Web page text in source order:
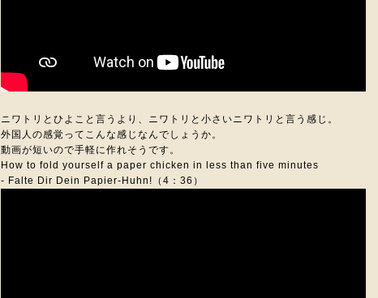
ニワトリとひよこと言うより、ニワトリと小さいニワトリと言う感じ。
外国人の感覚ってこんな感じなんでしょうか。
動画が短いので手軽に作れそうです。
How to fold yourself a paper chicken in less than five minutes
- Falte Dir Dein Papier-Huhn!（4：36）